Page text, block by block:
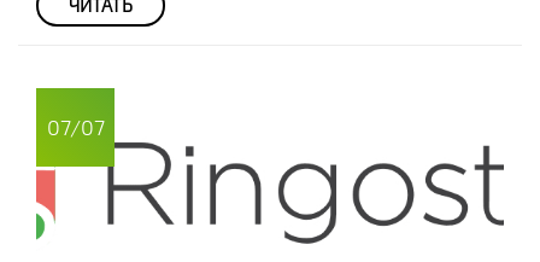
ЧИТАТЬ
07/07